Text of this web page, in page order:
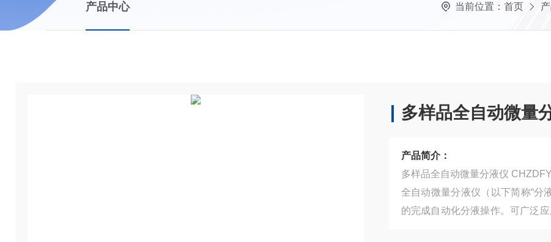
产品中心 当前位置： 首页
多样品全自动微量
产品简介：
多样品全自动微量分液仪
全自动微量分液仪（以下简称“分
的完成自动化分液操作。可广泛